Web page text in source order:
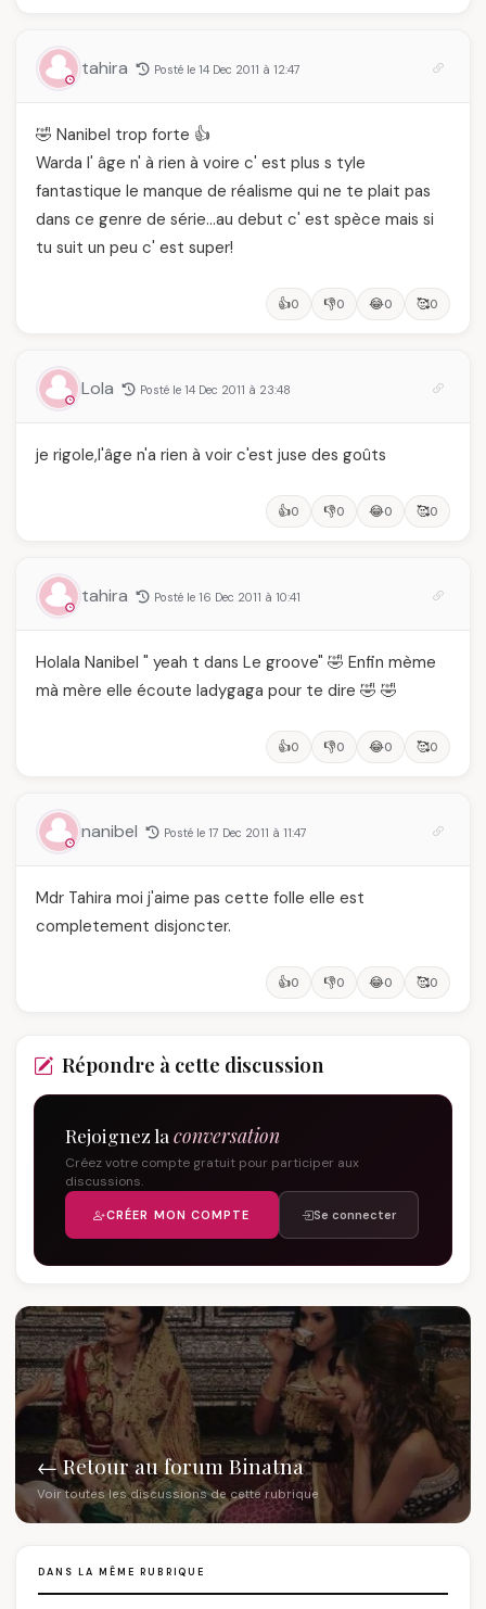
tahira Posté le 14 Dec 2011 à 12:47
🤣 Nanibel trop forte 👍
Warda l' âge n' à rien à voire c' est plus s tyle
fantastique le manque de réalisme qui ne te plait pas
dans ce genre de série…au debut c' est spèce mais si
tu suit un peu c' est super!
👍0 👎0 😂0 🥰0
Lola Posté le 14 Dec 2011 à 23:48
je rigole,l'âge n'a rien à voir c'est juse des goûts
👍0 👎0 😂0 🥰0
tahira Posté le 16 Dec 2011 à 10:41
Holala Nanibel " yeah t dans Le groove" 🤣 Enfin mème
mà mère elle écoute ladygaga pour te dire 🤣 🤣
👍0 👎0 😂0 🥰0
nanibel Posté le 17 Dec 2011 à 11:47
Mdr Tahira moi j'aime pas cette folle elle est
completement disjoncter.
👍0 👎0 😂0 🥰0
Répondre à cette discussion
Rejoignez la conversation
Créez votre compte gratuit pour participer aux
discussions.
CRÉER MON COMPTE Se connecter
← Retour au forum Binatna
Voir toutes les discussions de cette rubrique
DANS LA MÊME RUBRIQUE